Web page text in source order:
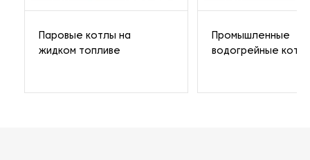
Паровые котлы на
жидком топливе
Промышленные
водогрейные